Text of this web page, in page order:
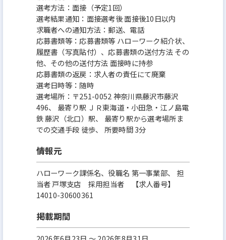
選考方法：面接（予定1回）
選考結果通知：面接選考後 面接後10日以内
求職者への通知方法：郵送、電話
応募書類等：応募書類等 ハローワーク紹介状、
履歴書（写真貼付）、応募書類の送付方法 その
他、その他の送付方法 面接時に持参
応募書類の返戻：求人者の責任にて廃棄
選考日時等：随時
選考場所：〒251-0052 神奈川県藤沢市藤沢
496、 最寄り駅 ＪＲ東海道・小田急・江ノ島電
鉄 藤沢（北口）駅、 最寄り駅から選考場所ま
での交通手段 徒歩、 所要時間 3分
情報元
ハローワーク課係名、役職名 第一事業部、 担
当者 戸塚支店 採用担当者 【求人番号】
14010-30600361
掲載期間